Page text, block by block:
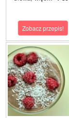
Zobacz przepis!